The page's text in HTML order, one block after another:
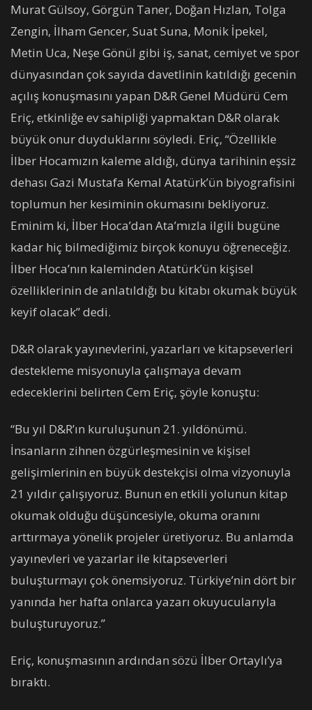
Murat Gülsoy, Görgün Taner, Doğan Hızlan, Tolga
Zengin, İlham Gencer, Suat Suna, Monik İpekel,
Metin Uca, Neşe Gönül gibi iş, sanat, cemiyet ve spor
dünyasından çok sayıda davetlinin katıldığı gecenin
açılış konuşmasını yapan D&R Genel Müdürü Cem
Eriç, etkinliğe ev sahipliği yapmaktan D&R olarak
büyük onur duyduklarını söyledi. Eriç, “Özellikle
İlber Hocamızın kaleme aldığı, dünya tarihinin eşsiz
dehası Gazi Mustafa Kemal Atatürk’ün biyografisini
toplumun her kesiminin okumasını bekliyoruz.
Eminim ki, İlber Hoca’dan Ata’mızla ilgili bugüne
kadar hiç bilmediğimiz birçok konuyu öğreneceğiz.
İlber Hoca’nın kaleminden Atatürk’ün kişisel
özelliklerinin de anlatıldığı bu kitabı okumak büyük
keyif olacak” dedi.
D&R olarak yayınevlerini, yazarları ve kitapseverleri
destekleme misyonuyla çalışmaya devam
edeceklerini belirten Cem Eriç, şöyle konuştu:
“Bu yıl D&R’ın kuruluşunun 21. yıldönümü.
İnsanların zihnen özgürleşmesinin ve kişisel
gelişimlerinin en büyük destekçisi olma vizyonuyla
21 yıldır çalışıyoruz. Bunun en etkili yolunun kitap
okumak olduğu düşüncesiyle, okuma oranını
arttırmaya yönelik projeler üretiyoruz. Bu anlamda
yayınevleri ve yazarlar ile kitapseverleri
buluşturmayı çok önemsiyoruz. Türkiye’nin dört bir
yanında her hafta onlarca yazarı okuyucularıyla
buluşturuyoruz.”
Eriç, konuşmasının ardından sözü İlber Ortaylı’ya
bıraktı.